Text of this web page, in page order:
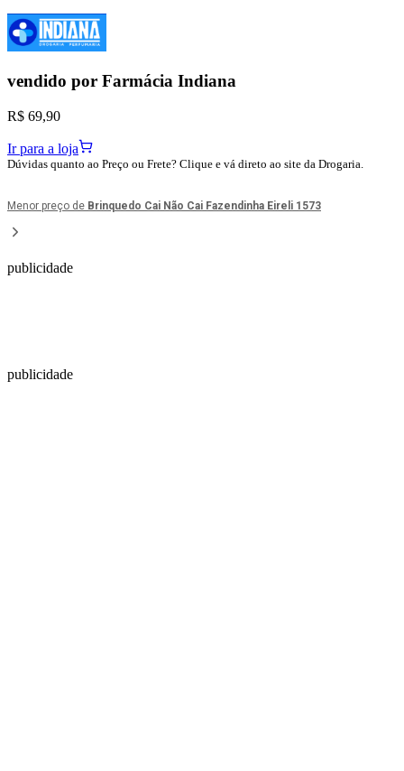
vendido por Farmácia Indiana
R$ 69,90
Ir para a loja
Dúvidas quanto ao Preço ou Frete? Clique e vá direto ao site da Drogaria.
Menor preço de Brinquedo Cai Não Cai Fazendinha Eireli 1573
publicidade
publicidade